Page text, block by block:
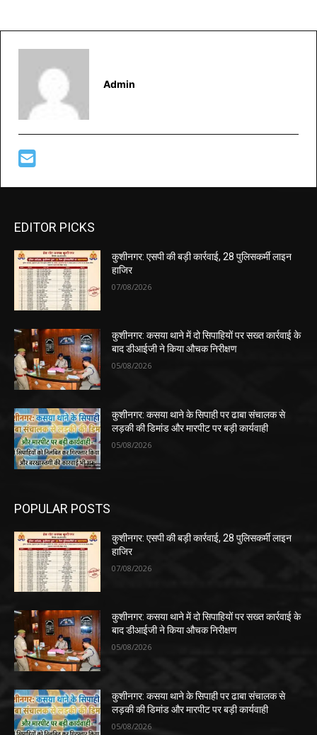
Admin
EDITOR PICKS
कुशीनगर: एसपी की बड़ी कार्रवाई, 28 पुलिसकर्मी लाइन
हाजिर
07/08/2026
कुशीनगर: कसया थाने में दो सिपाहियों पर सख्त कार्रवाई के
बाद डीआईजी ने किया औचक निरीक्षण
05/08/2026
कुशीनगर: कसया थाने के सिपाही पर ढाबा संचालक से
लड़की की डिमांड और मारपीट पर बड़ी कार्यवाही
05/08/2026
POPULAR POSTS
कुशीनगर: एसपी की बड़ी कार्रवाई, 28 पुलिसकर्मी लाइन
हाजिर
07/08/2026
कुशीनगर: कसया थाने में दो सिपाहियों पर सख्त कार्रवाई के
बाद डीआईजी ने किया औचक निरीक्षण
05/08/2026
कुशीनगर: कसया थाने के सिपाही पर ढाबा संचालक से
लड़की की डिमांड और मारपीट पर बड़ी कार्यवाही
05/08/2026